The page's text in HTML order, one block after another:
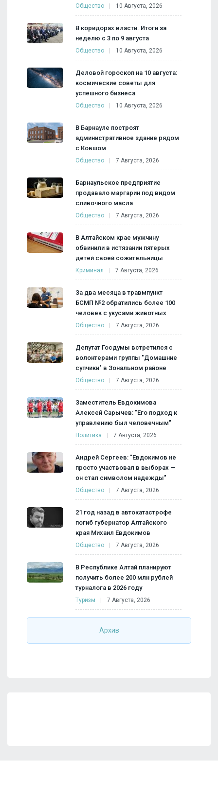
Общество 10 Августа, 2026
В коридорах власти. Итоги за
неделю с 3 по 9 августа
Общество 10 Августа, 2026
Деловой гороскоп на 10 августа:
космические советы для
успешного бизнеса
Общество 10 Августа, 2026
В Барнауле построят
административное здание рядом
с Ковшом
Общество 7 Августа, 2026
Барнаульское предприятие
продавало маргарин под видом
сливочного масла
Общество 7 Августа, 2026
В Алтайском крае мужчину
обвинили в истязании пятерых
детей своей сожительницы
Криминал 7 Августа, 2026
За два месяца в травмпункт
БСМП №2 обратились более 100
человек с укусами животных
Общество 7 Августа, 2026
Депутат Госдумы встретился с
волонтерами группы "Домашние
супчики" в Зональном районе
Общество 7 Августа, 2026
Заместитель Евдокимова
Алексей Сарычев: "Его подход к
управлению был человечным"
Политика 7 Августа, 2026
Андрей Сергеев: "Евдокимов не
просто участвовал в выборах —
он стал символом надежды"
Общество 7 Августа, 2026
21 год назад в автокатастрофе
погиб губернатор Алтайского
края Михаил Евдокимов
Общество 7 Августа, 2026
В Республике Алтай планируют
получить более 200 млн рублей
турналога в 2026 году
Туризм 7 Августа, 2026
Архив